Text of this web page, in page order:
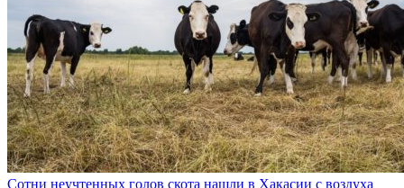
Сотни неучтенных голов скота нашли в Хакасии с воздуха